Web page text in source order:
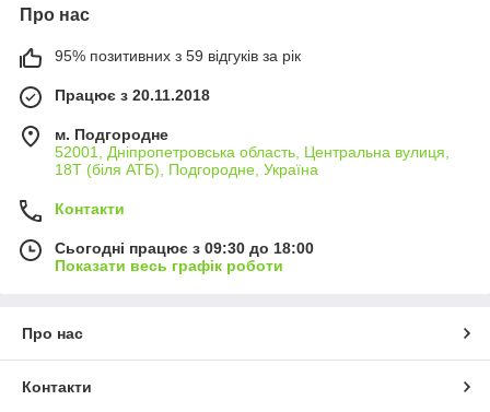
Про нас
95% позитивних з 59 відгуків за рік
Працює з 20.11.2018
м. Подгородне
52001, Дніпропетровська область, Центральна вулиця,
18Т (біля АТБ), Подгородне, Україна
Контакти
Сьогодні працює з 09:30 до 18:00
Показати весь графік роботи
Про нас
Контакти